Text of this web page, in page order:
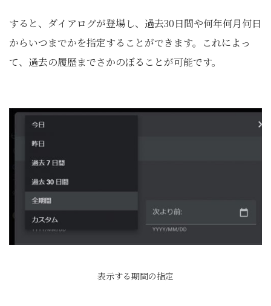
すると、ダイアログが登場し、過去30日間や何年何月何日
からいつまでかを指定することができます。これによっ
て、過去の履歴までさかのぼることが可能です。
表示する期間の指定